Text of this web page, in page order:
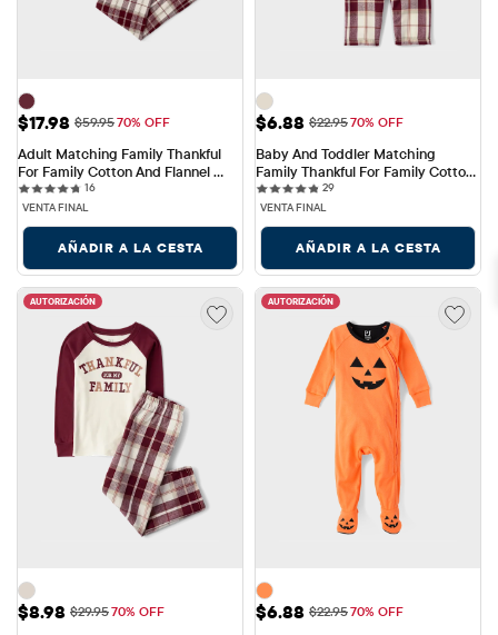
Precio de venta: $17.98
$17.98 Precio original: $59.95
$59.9570% OFF
Adult Matching Family Thankful
For Family Cotton And Flannel
Pajamas
1616 reviews
VENTA FINAL
AÑADIR A LA CESTA
Precio de venta: $6.88
$6.88 Precio original: $22.95
$22.9570% OFF
Baby And Toddler Matching
Family Thankful For Family Cotton
And Flannel Pajamas
2929 reviews
VENTA FINAL
AÑADIR A LA CESTA
AUTORIZACIÓN
Precio de venta: $8.98
$8.98 Precio original: $29.95
$29.9570% OFF
AUTORIZACIÓN
Precio de venta: $6.88
$6.88 Precio original: $22.95
$22.9570% OFF